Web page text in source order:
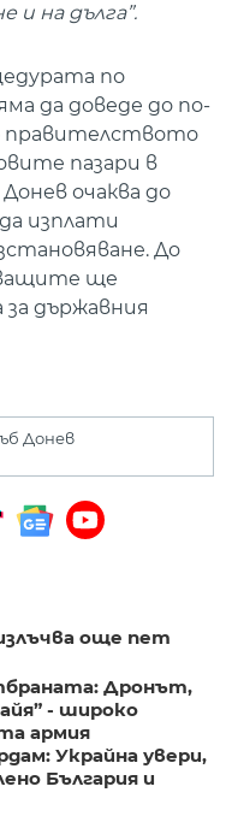
и на дълга”.
по
да доведе до по-
правителството
пазари в
очаква до
изплати
До
ще
държавния
Донев
още пет
Дронът,
- широко
армия
Украйна увери,
България и